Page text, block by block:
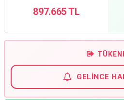
897.665 TL
GELINCE